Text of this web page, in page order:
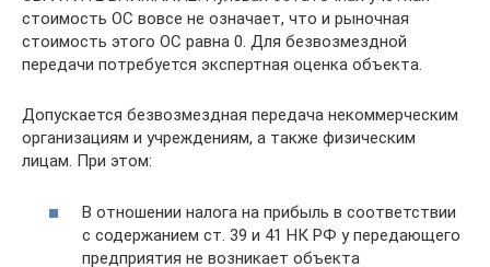
стоимость ОС вовсе не означает, что и рыночная
стоимость этого ОС равна 0. Для безвозмездной
передачи потребуется экспертная оценка объекта.
Допускается безвозмездная передача некоммерческим
организациям и учреждениям, а также физическим
лицам. При этом:
В отношении налога на прибыль в соответствии
с содержанием ст. 39 и 41 НК РФ у передающего
предприятия не возникает объекта